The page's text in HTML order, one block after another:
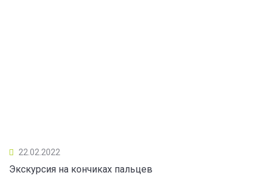
22.02.2022
Экскурсия на кончиках пальцев